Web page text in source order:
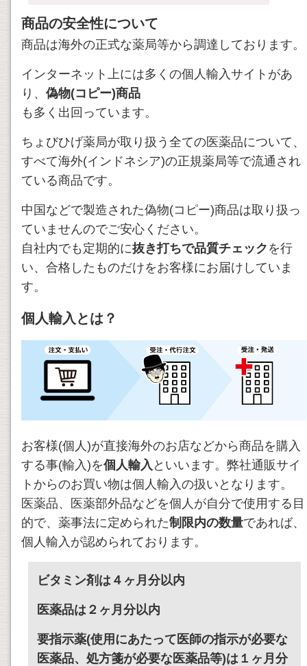
商品の安全性について
商品は海外の正式な薬局等から調達しております。
インターネット上には多くの個人輸入サイトがあ
り、 偽物(コピー)商品
も多く出回っています。
ちょびひげ薬局が取り扱う全ての医薬品について、
すべて海外(インドネシア)の正規薬局等で流通され
ている商品です。
中国などで製造された偽物(コピー)商品は取り扱っ
ていませんのでご安心ください。
自社内でも定期的に抜き打ちで品質チェック を行
い、合格したものだけをお客様にお届けしていま
す。
個人輸入とは？
お客様(個人)が直接海外のお店などから商品を購入
する事(輸入)を個人輸入 といいます。弊社通販サイ
トからのお買い物は個人輸入の扱いとなります。
医薬品、医薬部外品などを個人が自分で使用する目
的で、薬事法に定められた制限内の数量であれば、
個人輸入が認められております。
ビタミン剤は４ヶ月分以内
医薬品は２ヶ月分以内
要指示薬(使用にあたって医師の指示が必要な
医薬品、処方箋が必要な医薬品等)は１ヶ月分